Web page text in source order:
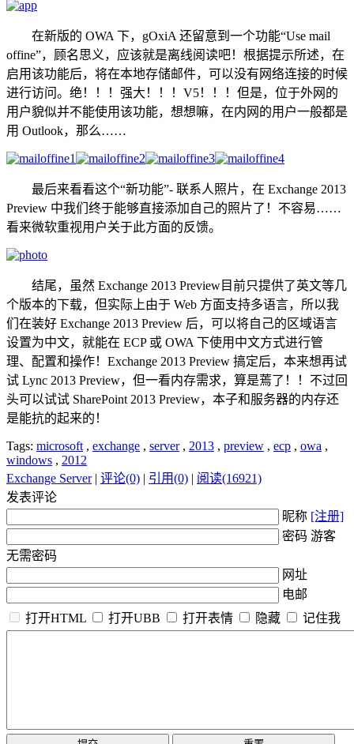
在新版的 OWA 下，gOxiA 还留意到一个功能“Use mail
offine”，顾名思义，应该就是离线阅读吧！根据提示所述，在
启用该功能后，将在本地存储邮件，可以没有网络连接的时候
进行访问。绝！！！强大！！！V5！！！但是，位于外网的
用户貌似并不能使用该功能，想想嘛，在内网的用户一般都是
用 Outlook，那么……
最后来看看这个“新功能”- 联系人照片，在 Exchange 2013
Preview 中我们终于能够直接添加自己的照片了！不容易……
看来微软重视用户关于此方面的反馈。
结尾，虽然 Exchange 2013 Preview目前只提供了英文等几
个版本的下载，但实际上由于 Web 方面支持多语言，所以我
们在装好 Exchange 2013 Preview 后，可以将自己的区域语言
设置为中文，就能在 ECP 或 OWA 下使用中文方式进行管
理、配置和操作！Exchange 2013 Preview 搞定后，本来想再试
试 Lync 2013 Preview，但一看内存需求，算是蔫了！！不过回
头可以试试 SharePoint 2013 Preview，本子和服务器的内存还
是能抗的起来的！
Tags: microsoft, exchange , server, 2013 , preview , ecp , owa ,
windows , 2012
Exchange Server| 评论(0) | 引用(0) | 阅读(16921)
发表评论
昵称 [注册]
密码 游客
无需密码
网址
电邮
打开HTML
打开UBB 打开表情 隐藏 记住我